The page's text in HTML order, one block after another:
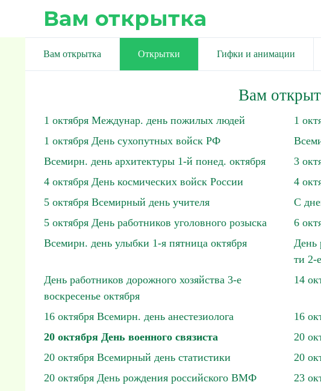
Вам открытка
Вам открытка Открытки Гифки и анимации
Вам
1 октября Междунар. день пожилых людей
1
1 октября День сухопутных войск РФ
Всемирн. день архитектуры 1-й понед. октября
3
4 октября День космических войск России
4
5 октября Всемирный день учителя
С
5 октября День работников уголовного розыска
6
Всемирн. день улыбки 1-я пятница октября
День
ти 2-
День работников дорожного хозяйства 3-е
воскресенье октября
14
16 октября Всемирн. день анестезиолога
16
20 октября День военного связиста
20
20 октября Всемирный день статистики
20
20 октября День рождения российского ВМФ
23